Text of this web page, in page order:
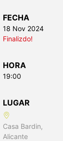
FECHA
18 Nov 2024
Finalizdo!
HORA
19:00
LUGAR
Casa Bardin,
Alicante